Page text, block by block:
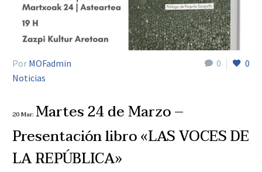
0 0
Por MOFadmin
Noticias
20 Mar: Martes 24 de Marzo –
Presentación libro «LAS VOCES DE
LA REPÚBLICA»